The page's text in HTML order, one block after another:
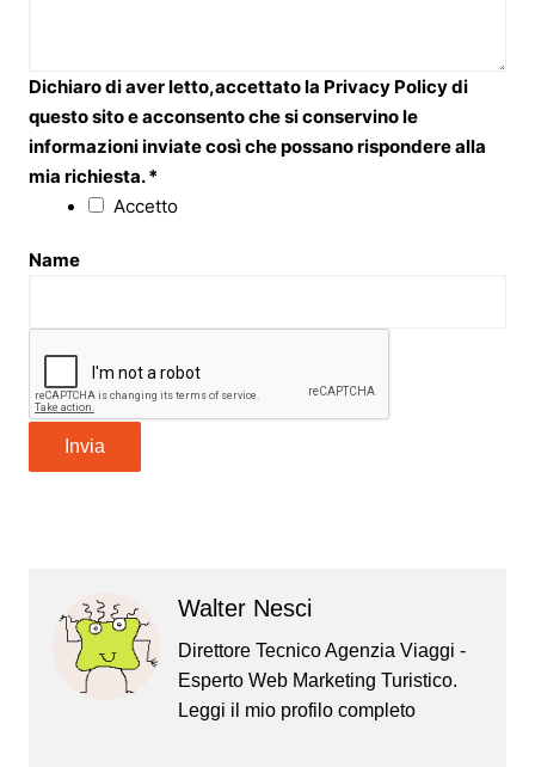
Dichiaro di aver letto,accettato la Privacy Policy di
questo sito e acconsento che si conservino le
informazioni inviate così che possano rispondere alla
mia richiesta.*
Accetto
Name
Invia
Walter Nesci
Direttore Tecnico Agenzia Viaggi -
Esperto Web Marketing Turistico.
Leggi il mio profilo completo